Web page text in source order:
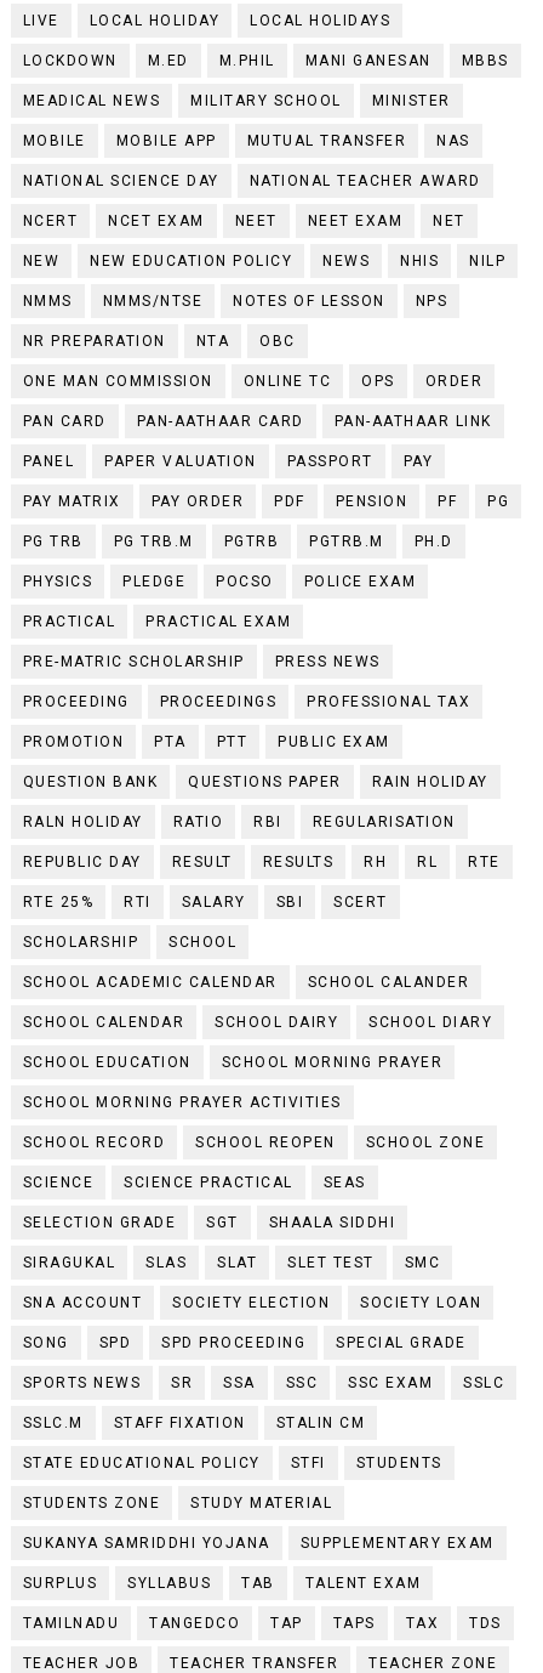
LIVE LOCAL HOLIDAY LOCAL HOLIDAYS
LOCKDOWN M.ED M.PHIL MANI GANESAN MBBS
MEADICAL NEWS MILITARY SCHOOL MINISTER
MOBILE MOBILE APP MUTUAL TRANSFER NAS
NATIONAL SCIENCE DAY NATIONAL TEACHER AWARD
NCERT NCET EXAM NEET NEET EXAM NET
NEW NEW EDUCATION POLICY NEWS NHIS NILP
NMMS NMMS/NTSE NOTES OF LESSON NPS
NR PREPARATION NTA OBC
ONE MAN COMMISSION ONLINE TC OPS ORDER
PAN CARD PAN-AATHAAR CARD PAN-AATHAAR LINK
PANEL PAPER VALUATION PASSPORT PAY
PAY MATRIX PAY ORDER PDF PENSION PF PG
PG TRB PG TRB.M PGTRB PGTRB.M PH.D
PHYSICS PLEDGE POCSO POLICE EXAM
PRACTICAL PRACTICAL EXAM
PRE-MATRIC SCHOLARSHIP PRESS NEWS
PROCEEDING PROCEEDINGS PROFESSIONAL TAX
PROMOTION PTA PTT PUBLIC EXAM
QUESTION BANK QUESTIONS PAPER RAIN HOLIDAY
RALN HOLIDAY RATIO RBI REGULARISATION
REPUBLIC DAY RESULT RESULTS RH RL RTE
RTE 25% RTI SALARY SBI SCERT
SCHOLARSHIP SCHOOL
SCHOOL ACADEMIC CALENDAR SCHOOL CALANDER
SCHOOL CALENDAR SCHOOL DAIRY SCHOOL DIARY
SCHOOL EDUCATION SCHOOL MORNING PRAYER
SCHOOL MORNING PRAYER ACTIVITIES
SCHOOL RECORD SCHOOL REOPEN SCHOOL ZONE
SCIENCE SCIENCE PRACTICAL SEAS
SELECTION GRADE SGT SHAALA SIDDHI
SIRAGUKAL SLAS SLAT SLET TEST SMC
SNA ACCOUNT SOCIETY ELECTION SOCIETY LOAN
SONG SPD SPD PROCEEDING SPECIAL GRADE
SPORTS NEWS SR SSA SSC SSC EXAM SSLC
SSLC.M STAFF FIXATION STALIN CM
STATE EDUCATIONAL POLICY STFI STUDENTS
STUDENTS ZONE STUDY MATERIAL
SUKANYA SAMRIDDHI YOJANA SUPPLEMENTARY EXAM
SURPLUS SYLLABUS TAB TALENT EXAM
TAMILNADU TANGEDCO TAP TAPS TAX TDS
TEACHER JOB TEACHER TRANSFER TEACHER ZONE